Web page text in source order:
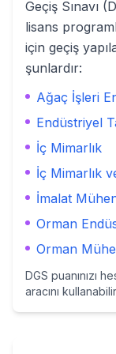
Geçiş Sınavı
lisans
için geçiş
şunlardır:
Ağaç İşleri
Endüstriyel
İç Mimarlık
İç Mimarlık
İmalat
Orman
Orman
DGS puanınızı
aracını